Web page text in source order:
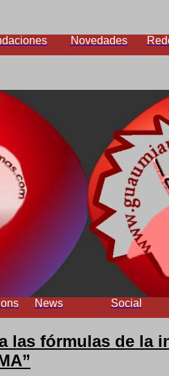
Novedades
News Social
las fórmulas de la